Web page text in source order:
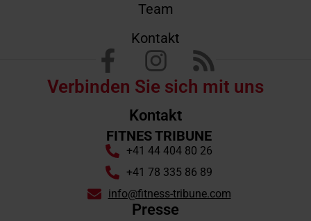
Team
Kontakt
Kontakt
FITNES TRIBUNE
+41 44 404 80 26
+41 78 335 86 89
info@fitness-tribune.com
Presse
Verbinden Sie sich mit uns